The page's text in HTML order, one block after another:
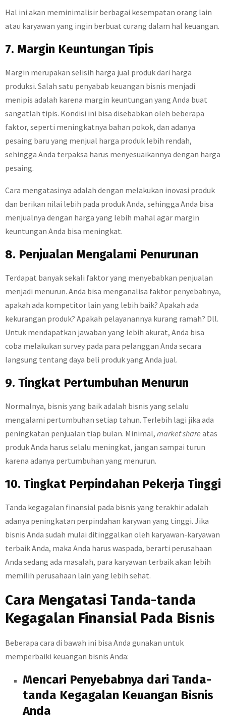
Hal ini akan meminimalisir berbagai kesempatan orang lain
atau karyawan yang ingin berbuat curang dalam hal keuangan.
7. Margin Keuntungan Tipis
Margin merupakan selisih harga jual produk dari harga
produksi. Salah satu penyabab keuangan bisnis menjadi
menipis adalah karena margin keuntungan yang Anda buat
sangatlah tipis. Kondisi ini bisa disebabkan oleh beberapa
faktor, seperti meningkatnya bahan pokok, dan adanya
pesaing baru yang menjual harga produk lebih rendah,
sehingga Anda terpaksa harus menyesuaikannya dengan harga
pesaing.
Cara mengatasinya adalah dengan melakukan inovasi produk
dan berikan nilai lebih pada produk Anda, sehingga Anda bisa
menjualnya dengan harga yang lebih mahal agar margin
keuntungan Anda bisa meningkat.
8. Penjualan Mengalami Penurunan
Terdapat banyak sekali faktor yang menyebabkan penjualan
menjadi menurun. Anda bisa menganalisa faktor penyebabnya,
apakah ada kompetitor lain yang lebih baik? Apakah ada
kekurangan produk? Apakah pelayanannya kurang ramah? Dll.
Untuk mendapatkan jawaban yang lebih akurat, Anda bisa
coba melakukan survey pada para pelanggan Anda secara
langsung tentang daya beli produk yang Anda jual.
9. Tingkat Pertumbuhan Menurun
Normalnya, bisnis yang baik adalah bisnis yang selalu
mengalami pertumbuhan setiap tahun. Terlebih lagi jika ada
peningkatan penjualan tiap bulan. Minimal, market share atas
produk Anda harus selalu meningkat, jangan sampai turun
karena adanya pertumbuhan yang menurun.
10. Tingkat Perpindahan Pekerja Tinggi
Tanda kegagalan finansial pada bisnis yang terakhir adalah
adanya peningkatan perpindahan karywan yang tinggi. Jika
bisnis Anda sudah mulai ditinggalkan oleh karyawan-karyawan
terbaik Anda, maka Anda harus waspada, berarti perusahaan
Anda sedang ada masalah, para karyawan terbaik akan lebih
memilih perusahaan lain yang lebih sehat.
Cara Mengatasi Tanda-tanda
Kegagalan Finansial Pada Bisnis
Beberapa cara di bawah ini bisa Anda gunakan untuk
memperbaiki keuangan bisnis Anda:
Mencari Penyebabnya dari Tanda-
tanda Kegagalan Keuangan Bisnis
Anda